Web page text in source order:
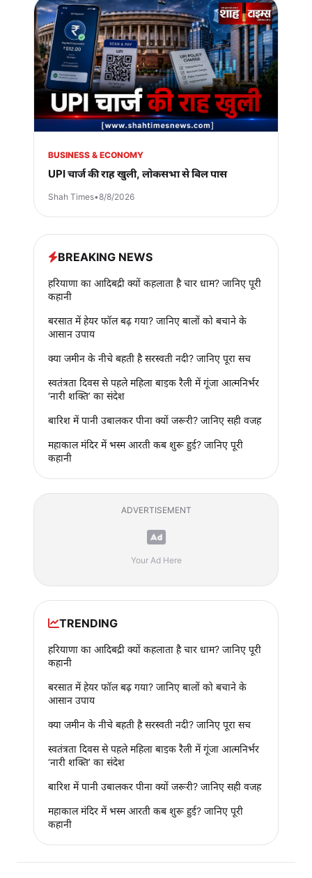
BUSINESS & ECONOMY
UPI चार्ज की राह खुली, लोकसभा से बिल पास
Shah Times•8/8/2026
BREAKING NEWS
हरियाणा का आदिबद्री क्यों कहलाता है चार धाम? जानिए पूरी
कहानी
बरसात में हेयर फॉल बढ़ गया? जानिए बालों को बचाने के
आसान उपाय
क्या जमीन के नीचे बहती है सरस्वती नदी? जानिए पूरा सच
स्वतंत्रता दिवस से पहले महिला बाइक रैली में गूंजा आत्मनिर्भर
‘नारी शक्ति’ का संदेश
बारिश में पानी उबालकर पीना क्यों जरूरी? जानिए सही वजह
महाकाल मंदिर में भस्म आरती कब शुरू हुई? जानिए पूरी
कहानी
ADVERTISEMENT
Your Ad Here
TRENDING
हरियाणा का आदिबद्री क्यों कहलाता है चार धाम? जानिए पूरी
कहानी
बरसात में हेयर फॉल बढ़ गया? जानिए बालों को बचाने के
आसान उपाय
क्या जमीन के नीचे बहती है सरस्वती नदी? जानिए पूरा सच
स्वतंत्रता दिवस से पहले महिला बाइक रैली में गूंजा आत्मनिर्भर
‘नारी शक्ति’ का संदेश
बारिश में पानी उबालकर पीना क्यों जरूरी? जानिए सही वजह
महाकाल मंदिर में भस्म आरती कब शुरू हुई? जानिए पूरी
कहानी